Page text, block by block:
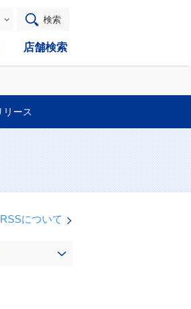
検索
店舗検索
リース
RSSについて